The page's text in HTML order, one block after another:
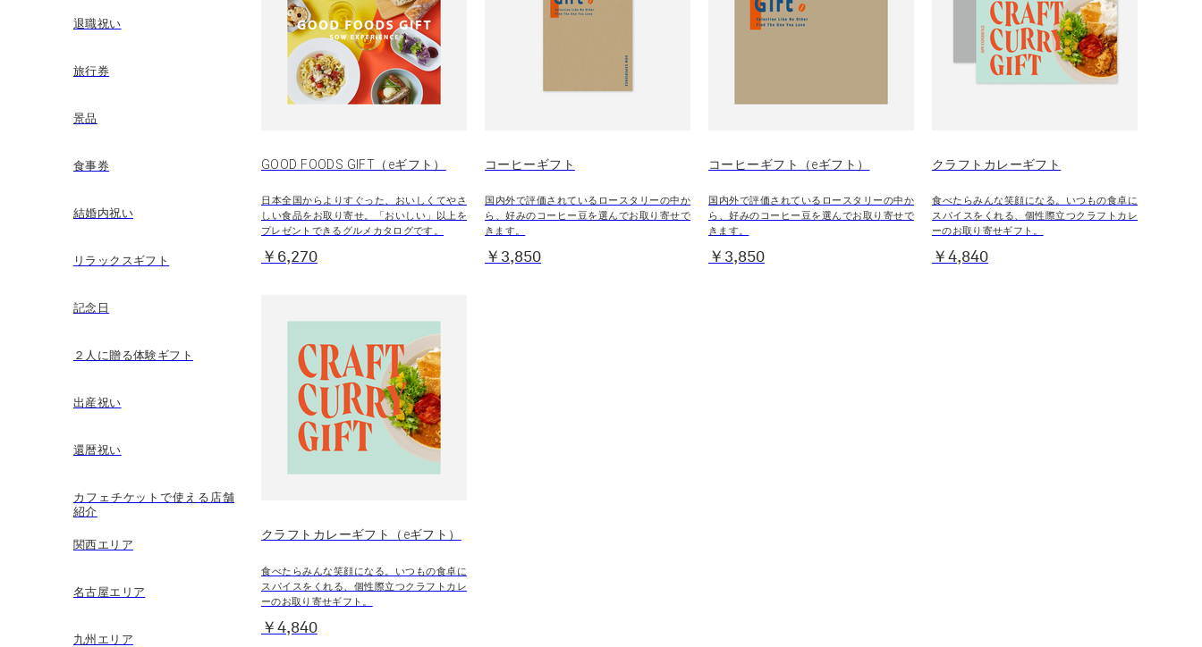
退職祝い
旅行券
景品
食事券
結婚内祝い
リラックスギフト
記念日
２人に贈る体験ギフト
出産祝い
還暦祝い
カフェチケットで使える店舗
紹介
関西エリア
名古屋エリア
九州エリア
GOOD FOODS GIFT（eギフト）
日本全国からよりすぐった、おいしくてやさ
しい食品をお取り寄せ。「おいしい」以上を
プレゼントできるグルメカタログです。
￥6,270
コーヒーギフト
国内外で評価されているロースタリーの中か
ら、好みのコーヒー豆を選んでお取り寄せで
きます。
￥3,850
コーヒーギフト（eギフト）
国内外で評価されているロースタリーの中か
ら、好みのコーヒー豆を選んでお取り寄せで
きます。
￥3,850
クラフトカレーギフト
食べたらみんな笑顔になる。いつもの食卓に
スパイスをくれる、個性際立つクラフトカレ
ーのお取り寄せギフト。
￥4,840
クラフトカレーギフト（eギフト）
食べたらみんな笑顔になる。いつもの食卓に
スパイスをくれる、個性際立つクラフトカレ
ーのお取り寄せギフト。
￥4,840